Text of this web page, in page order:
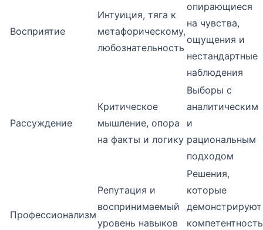
Восприятие
Интуиция, тяга к
метафорическому,
любознательность
опирающиеся
на чувства,
ощущения и
нестандартные
наблюдения
Рассуждение
Критическое
мышление, опора
на факты и логику
Выборы с
аналитическим
и
рациональным
подходом
Профессионализм
Репутация и
воспринимаемый
уровень навыков
Решения,
которые
демонстрируют
компетентность